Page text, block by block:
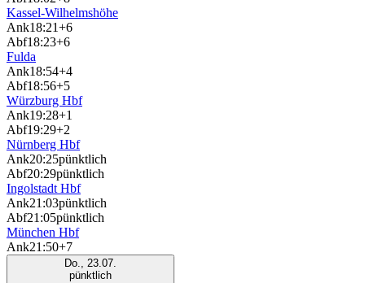
Kassel-Wilhelmshöhe
Ank18:21+6
Abf18:23+6
Fulda
Ank18:54+4
Abf18:56+5
Würzburg Hbf
Ank19:28+1
Abf19:29+2
Nürnberg Hbf
Ank20:25pünktlich
Abf20:29pünktlich
Ingolstadt Hbf
Ank21:03pünktlich
Abf21:05pünktlich
München Hbf
Ank21:50+7
Do., 23.07.
pünktlich